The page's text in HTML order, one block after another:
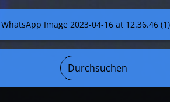
WhatsApp Image 2023-04-16 at 12.36.46